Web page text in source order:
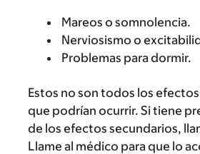
Mareos o somnolencia.
Nerviosismo o
Problemas para dormir.
Estos no son todos los
que podrían ocurrir. Si tiene
de los efectos secundarios,
Llame al médico para que lo